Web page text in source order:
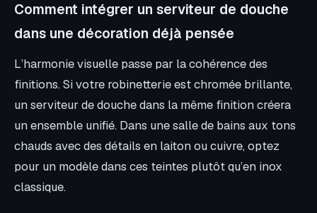
Comment intégrer un serviteur de douche
dans une décoration déjà pensée
L’harmonie visuelle passe par la cohérence des
finitions. Si votre robinetterie est chromée brillante,
un serviteur de douche dans la même finition créera
un ensemble unifié. Dans une salle de bains aux tons
chauds avec des détails en laiton ou cuivre, optez
pour un modèle dans ces teintes plutôt qu’en inox
classique.